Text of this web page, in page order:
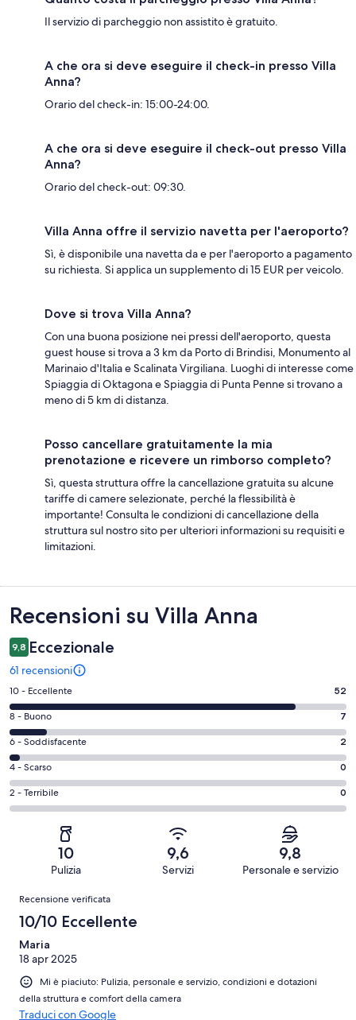
Il servizio di parcheggio non assistito è gratuito.
A che ora si deve eseguire il check-in presso Villa
Anna?
Orario del check-in: 15:00-24:00.
A che ora si deve eseguire il check-out presso Villa
Anna?
Orario del check-out: 09:30.
Villa Anna offre il servizio navetta per l'aeroporto?
Sì, è disponibile una navetta da e per l'aeroporto a pagamento
su richiesta. Si applica un supplemento di 15 EUR per veicolo.
Dove si trova Villa Anna?
Con una buona posizione nei pressi dell'aeroporto, questa
guest house si trova a 3 km da Porto di Brindisi, Monumento al
Marinaio d'Italia e Scalinata Virgiliana. Luoghi di interesse come
Spiaggia di Oktagona e Spiaggia di Punta Penne si trovano a
meno di 5 km di distanza.
Posso cancellare gratuitamente la mia
prenotazione e ricevere un rimborso completo?
Sì, questa struttura offre la cancellazione gratuita su alcune
tariffe di camere selezionate, perché la flessibilità è
importante! Consulta le condizioni di cancellazione della
struttura sul nostro sito per ulteriori informazioni su requisiti e
limitazioni.
Recensioni
Recensioni su Villa Anna
9,8 Eccezionale
61 recensioni
Valutazione
di
10
-
Eccellente.
52
su
61
recensioni
10 - Eccellente 52
Valutazione
di
8
-
Buono.
7
recensioni
8 - Buono 7
Valutazione
di
6
-
Soddisfacente.
recensioni
6 - Soddisfacente 2
Valutazione
di
4
recensioni
4 - Scarso 0
Valutazione
di
su
recensioni
2 - Terribile 0
10
Pulizia
9,6
Servizi
9,8
Personale e servizio
Recensioni
Recensione verificata
10/10 Eccellente
Maria
18 apr 2025
Mi è piaciuto: Pulizia, personale e servizio, condizioni e dotazioni
della struttura e comfort della camera
Traduci con Google